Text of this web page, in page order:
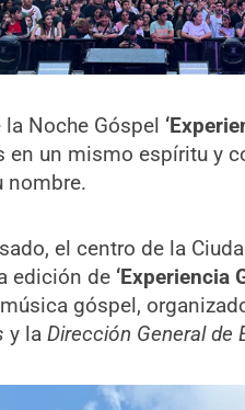
Noche Góspel
en un mismo espíritu y
nombre.
el centro de la
edición de ‘Experiencia
góspel,
y la Dirección General de